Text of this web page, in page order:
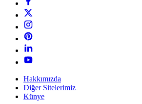
Hakkımızda
Diğer Sitelerimiz
Künye